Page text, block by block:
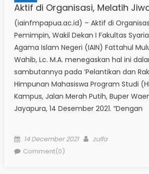
Aktif di Organisasi, Melatih
(iainfmpapua.ac.id) – Aktif di
Pemimpin, Wakil Dekan I Fakultas
Agama Islam Negeri (IAIN) Fattahul
Wahib, Lc. M.A. menegaskan hal ini
sambutannya pada ‘Pelantikan dan
Himpunan Mahasiswa Program Studi
Kampus, Jalan Merah Putih, Buper
Jayapura, 14 Desember 2021. “Dengan
Posted
on
14 December 2021 Author
zulfa
Comment(0)